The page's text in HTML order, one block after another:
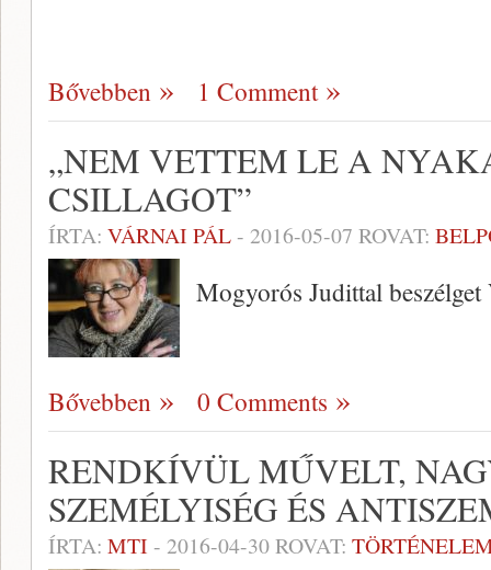
Bővebben 1 Comment
„NEM VETTEM LE A
CSILLAGOT”
ÍRTA: VÁRNAI PÁL- 2016-05-07 ROVAT:
Mogyorós Judittal beszélget
Bővebben 0 Comments
RENDKÍVÜL MŰVELT,
SZEMÉLYISÉG ÉS
ÍRTA: MTI - 2016-04-30ROVAT: